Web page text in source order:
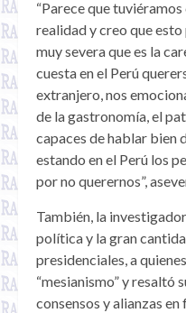
“Parece que
realidad y creo que
muy severa que es la
cuesta en el Perú
extranjero, nos
de la gastronomía, el
capaces de hablar bien
estando en el Perú los
por no querernos”,
También, la
política y la gran
presidenciales, a
“mesianismo” y resaltó
consensos y alianzas